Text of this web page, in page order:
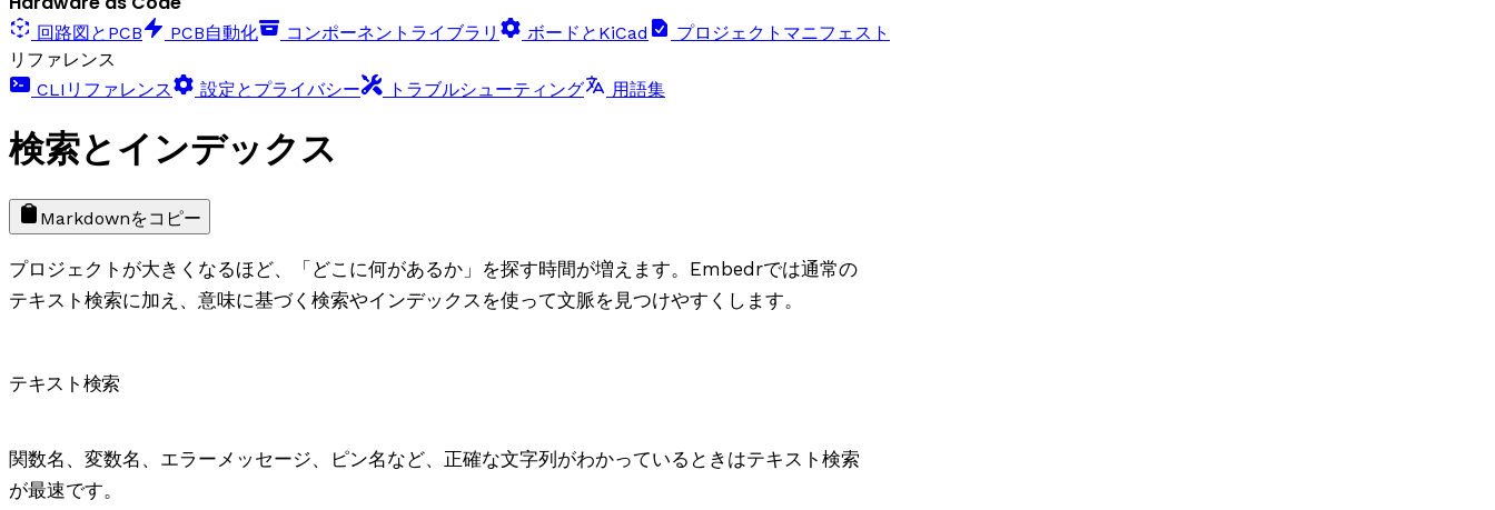
回路図とPCB PCB自動化 コンポーネントライブラリ ボードとKiCad プロジェクトマニフェスト
リファレンス
CLIリファレンス 設定とプライバシー トラブルシューティング 用語集
検索とインデックス
Markdownをコピー
プロジェクトが大きくなるほど、「どこに何があるか」を探す時間が増えます。Embedrでは通常の
テキスト検索に加え、意味に基づく検索やインデックスを使って文脈を見つけやすくします。
テキスト検索
関数名、変数名、エラーメッセージ、ピン名など、正確な文字列がわかっているときはテキスト検索
が最速です。